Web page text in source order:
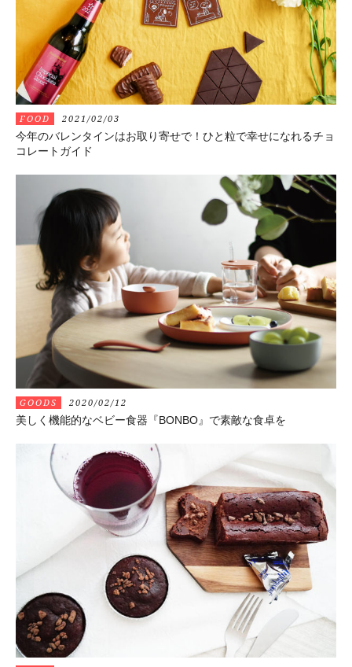
FOOD 2021/02/03
今年のバレンタインはお取り寄せで！ひと粒で幸せになれるチョ
コレートガイド
GOODS 2020/02/12
美しく機能的なベビー食器『BONBO』で素敵な食卓を